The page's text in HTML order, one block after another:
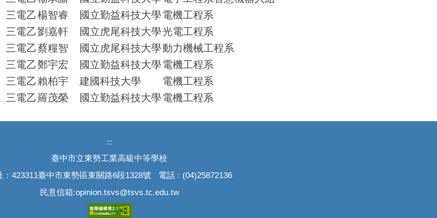
三電乙楊智睿 國立勤益科技大學 電機工程系
三電乙劉嘉軒 國立虎尾科技大學光電工程系
三電乙蔡糧智 國立虎尾科技大學動力機械工程系
三電乙鄭宇宏 國立勤益科技大學 電機工程系
三電乙 賴柏宇 建國科技大學
電機工程系
三電乙羅茂榮 國立勤益科技大學 電機工程系
:::
臺中市立東勢工業高級中等學校
：423311臺中市東勢區東關路6段1328號 電話 : (04)25872136
民意信箱:opinion.tsvs@tsvs.tc.edu.tw